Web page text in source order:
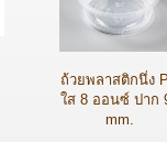
ถ้วยพลาสติกนึ่ง
ใส 8 ออนซ์ ปาก
mm.